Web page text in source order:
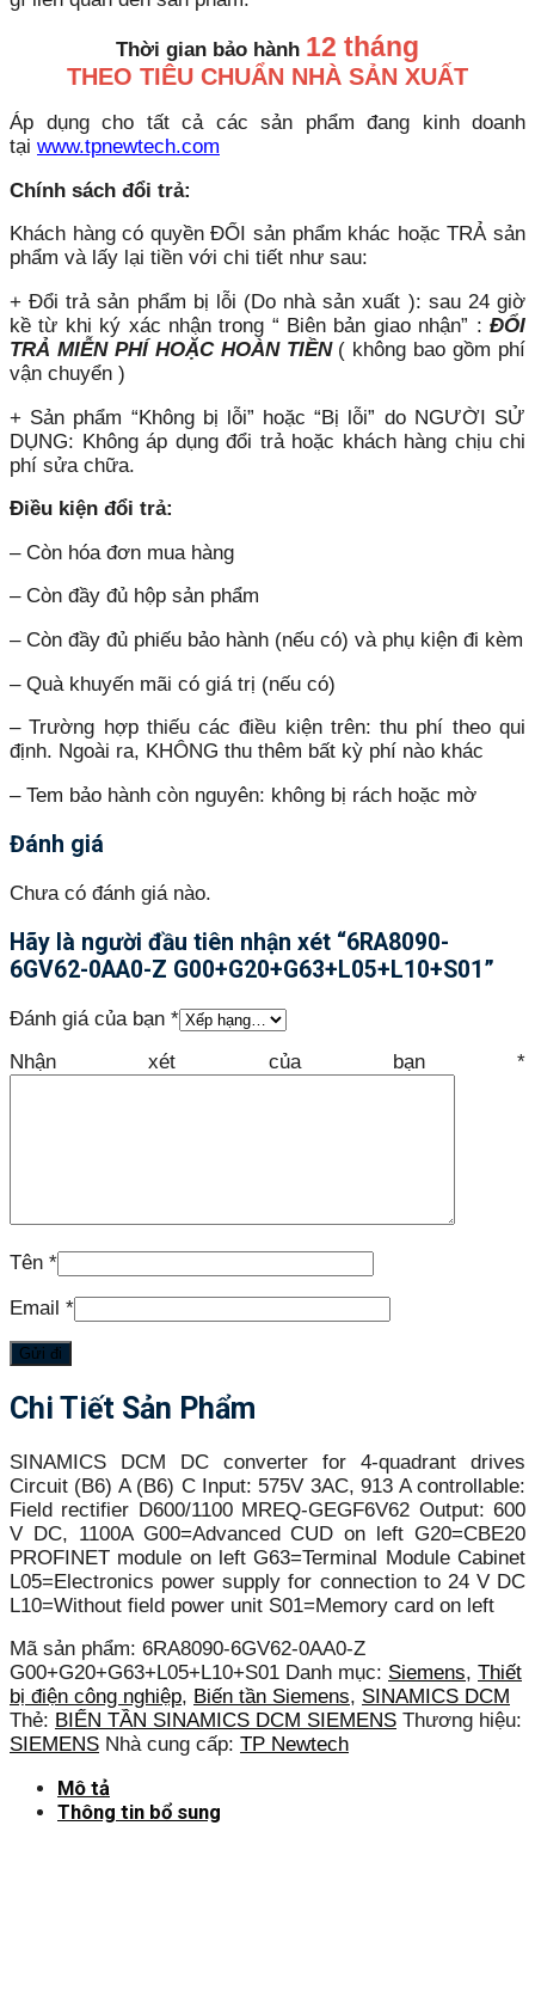
Thời gian bảo hành 12 tháng
THEO TIÊU CHUẨN NHÀ SẢN XUẤT
Áp dụng cho tất cả các sản phẩm đang kinh doanh
tại www.tpnewtech.com
Chính sách đổi trả:
Khách hàng có quyền ĐỔI sản phẩm khác hoặc TRẢ sản
phẩm và lấy lại tiền với chi tiết như sau:
+ Đổi trả sản phẩm bị lỗi (Do nhà sản xuất ): sau 24 giờ
kề từ khi ký xác nhận trong “ Biên bản giao nhận” : ĐỔI
TRẢ MIỄN PHÍ HOẶC HOÀN TIỀN( không bao gồm phí
vận chuyển )
+ Sản phẩm “Không bị lỗi” hoặc “Bị lỗi” do NGƯỜI SỬ
DỤNG: Không áp dụng đổi trả hoặc khách hàng chịu chi
phí sửa chữa.
Điều kiện đổi trả:
– Còn hóa đơn mua hàng
– Còn đầy đủ hộp sản phẩm
– Còn đầy đủ phiếu bảo hành (nếu có) và phụ kiện đi kèm
– Quà khuyến mãi có giá trị (nếu có)
– Trường hợp thiếu các điều kiện trên: thu phí theo qui
định. Ngoài ra, KHÔNG thu thêm bất kỳ phí nào khác
– Tem bảo hành còn nguyên: không bị rách hoặc mờ
Đánh giá
Chưa có đánh giá nào.
Hãy là người đầu tiên nhận xét “6RA8090-
6GV62-0AA0-Z G00+G20+G63+L05+L10+S01”
Đánh giá của bạn *
Nhận xét của bạn *
Tên *
Email *
Chi Tiết Sản Phẩm
SINAMICS DCM DC converter for 4-quadrant drives
Circuit (B6) A (B6) C Input: 575V 3AC, 913 A controllable:
Field rectifier D600/1100 MREQ-GEGF6V62 Output: 600
V DC, 1100A G00=Advanced CUD on left G20=CBE20
PROFINET module on left G63=Terminal Module Cabinet
L05=Electronics power supply for connection to 24 V DC
L10=Without field power unit S01=Memory card on left
Mã sản phẩm: 6RA8090-6GV62-0AA0-Z
G00+G20+G63+L05+L10+S01 Danh mục: Siemens, Thiết
bị điện công nghiệp, Biến tần Siemens, SINAMICS DCM
Thẻ: BIẾN TẦN SINAMICS DCM SIEMENS Thương hiệu:
SIEMENS Nhà cung cấp: TP Newtech
Mô tả
Thông tin bổ sung